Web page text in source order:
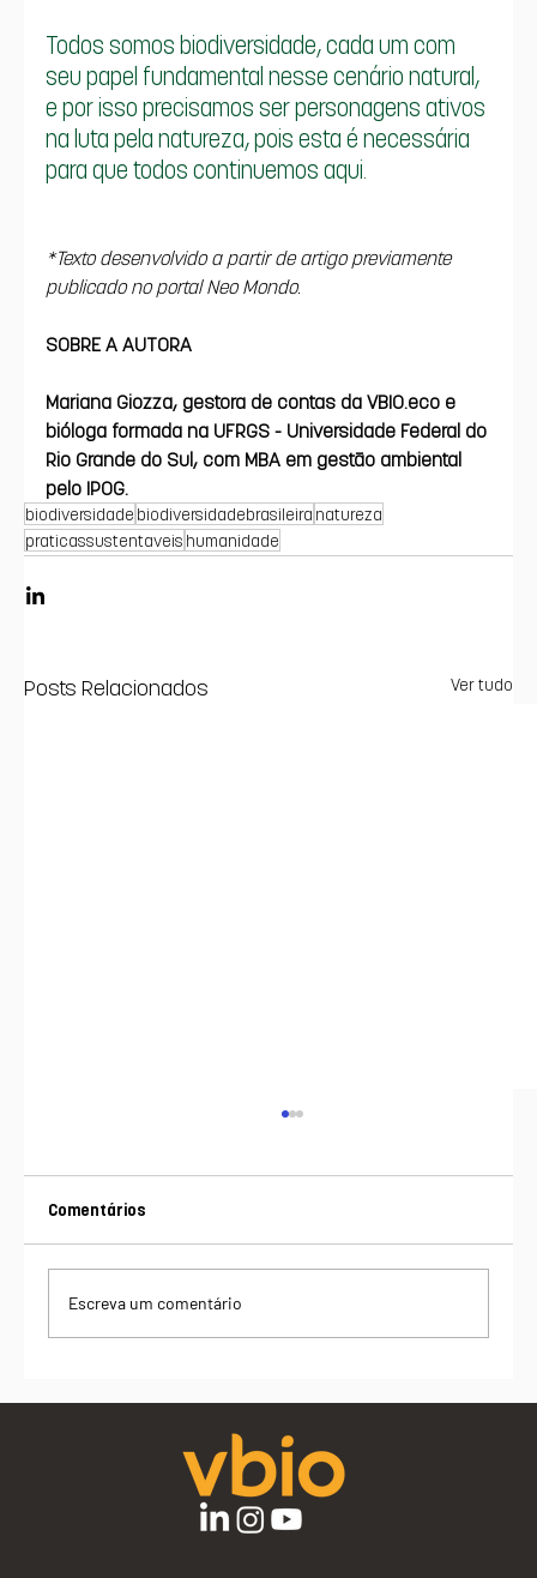
Todos somos biodiversidade, cada um com
seu papel fundamental nesse cenário natural,
e por isso precisamos ser personagens ativos
na luta pela natureza, pois esta é necessária
para que todos continuemos aqui.
*Texto desenvolvido a partir de artigo previamente
publicado no portal Neo Mondo.
SOBRE A AUTORA
Mariana Giozza, gestora de contas da VBIO.eco e
bióloga formada na UFRGS - Universidade Federal do
Rio Grande do Sul, com MBA em gestão ambiental
pelo IPOG.
biodiversidade biodiversidadebrasileira natureza
praticassustentaveis humanidade
Posts Relacionados Ver tudo
Comentários
Escreva um comentário